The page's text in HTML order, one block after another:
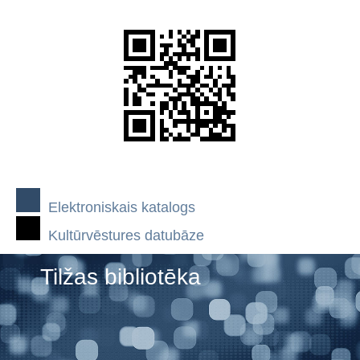
Elektroniskais katalogs
Kultūrvēstures datubāze
Tilžas bibliotēka